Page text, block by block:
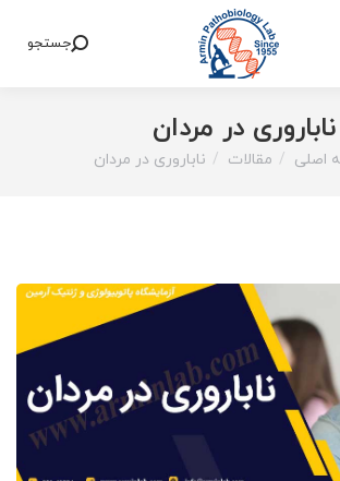
Search:
جستجو
ناباروری در مردان
You
اصلی مقالات ناباروری در مردان